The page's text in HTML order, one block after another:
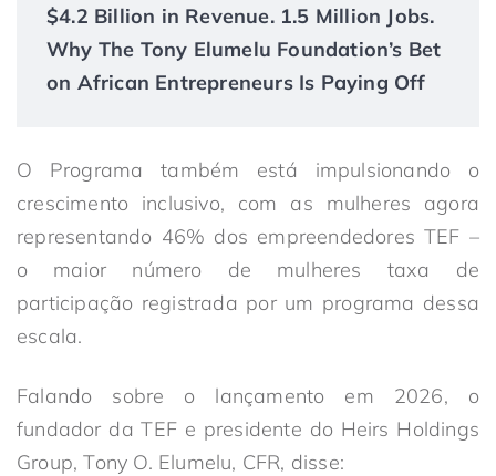
$4.2 Billion in Revenue. 1.5 Million Jobs.
Why The Tony Elumelu Foundation’s Bet
on African Entrepreneurs Is Paying Off
O Programa também está impulsionando o
crescimento inclusivo, com as mulheres agora
representando 46% dos empreendedores TEF –
o maior número de mulheres taxa de
participação registrada por um programa dessa
escala.
Falando sobre o lançamento em 2026, o
fundador da TEF e presidente do Heirs Holdings
Group, Tony O. Elumelu, CFR, disse: